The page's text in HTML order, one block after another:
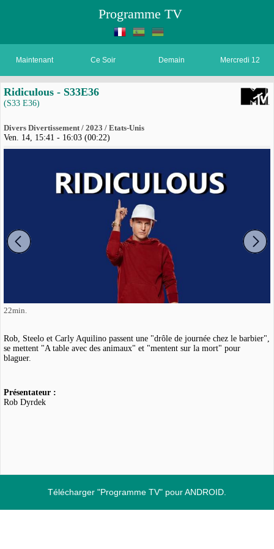
Programme TV
Maintenant Ce Soir Demain Mercredi 12
Ridiculous - S33E36
(S33 E36)
Divers Divertissement / 2023 / Etats-Unis
Ven. 14, 15:41 - 16:03 (00:22)
22min.
Rob, Steelo et Carly Aquilino passent une "drôle de journée chez le barbier",
se mettent "A table avec des animaux" et "mentent sur la mort" pour
blaguer.
Présentateur :
Rob Dyrdek
Télécharger "Programme TV" pour ANDROID.